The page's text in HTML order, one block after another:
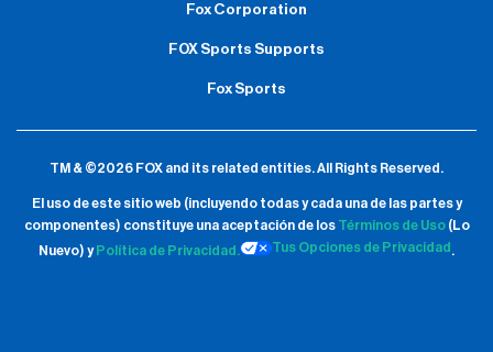
Fox Corporation
FOX Sports Supports
Fox Sports
TM & ©2026 FOX and its related entities.All Rights Reserved.
El uso de este sitio web (incluyendo todas y cada una de las partes y
componentes) constituye una aceptación de los Términos de Uso(Lo
Nuevo) y Política de Privacidad. Tus Opciones de Privacidad .